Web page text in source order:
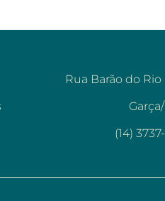
Rua Barão do
(14)